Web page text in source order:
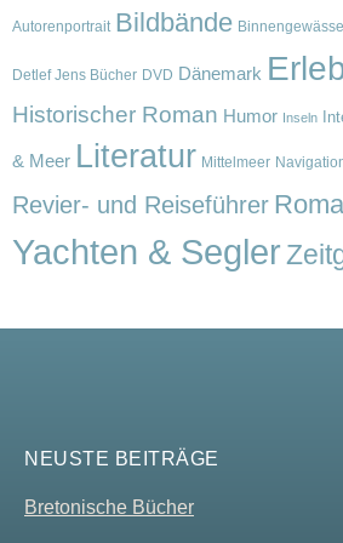
Autorenportrait Bildbände
Detlef Jens Bücher DVD Dänemark
Historischer Roman Humor Inseln
& Meer Literatur Mittelmeer
Revier- und Reiseführer
Yachten & Segler
NEUSTE BEITRÄGE
Bretonische Bücher